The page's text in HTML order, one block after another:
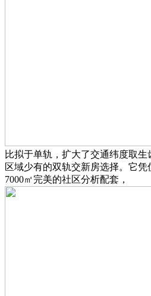
比拟于单轨，扩大了交通纬度取
区域少有的双轨交新房选择。它
7000㎡完美的社区分析配套，